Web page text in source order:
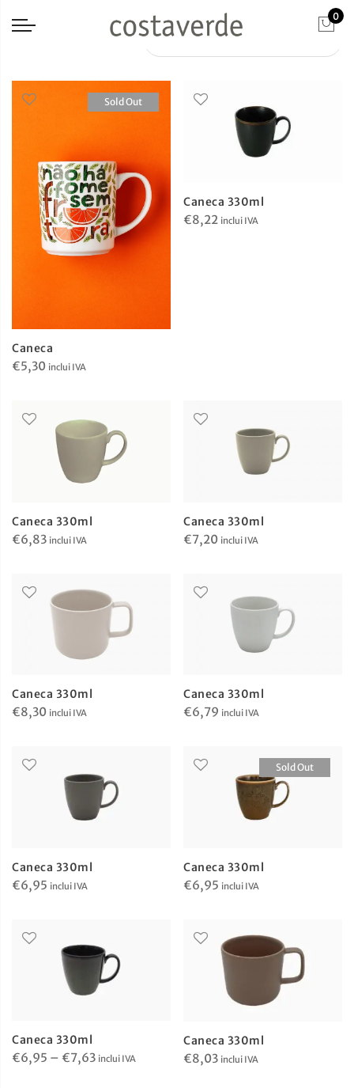
0
Sold Out
Caneca
€5,30 inclui IVA
Caneca 330ml
€8,22 inclui IVA
Caneca 330ml
€6,83 inclui IVA
Caneca 330ml
€7,20 inclui IVA
Caneca 330ml
€8,30 inclui IVA
Caneca 330ml
€6,79 inclui IVA
Caneca 330ml
€6,95 inclui IVA
Sold Out
Caneca 330ml
€6,95 inclui IVA
Caneca 330ml
€6,95 – €7,63Price
inclui IVA
Caneca 330ml
€8,03 inclui IVA